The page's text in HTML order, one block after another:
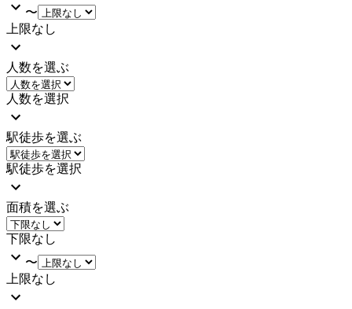
〜
上限なし
人数を選ぶ
人数を選択
駅徒歩を選ぶ
駅徒歩を選択
面積を選ぶ
下限なし
〜
上限なし